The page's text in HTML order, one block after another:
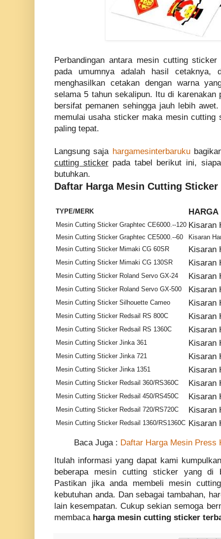
Perbandingan antara mesin cutting
pada umumnya adalah hasil cetaknya,
menghasilkan cetakan dengan warna
selama 5 tahun sekalipun. Itu di karenakan
bersifat pemanen sehingga jauh lebih
memulai usaha sticker maka mesin cutting
paling tepat.
Langsung saja hargamesinterbaruku
cutting stickerpada tabel berikut ini,
butuhkan.
Daftar Harga Mesin Cutting
TYPE/MERK HARGA
Mesin Cutting Sticker Graphtec CE6000.--120 Kisaran
Mesin Cutting Sticker Graphtec CE5000.--60
Kisaran
Mesin Cutting Sticker Mimaki CG 60SR
Kisaran
Mesin Cutting Sticker Mimaki CG 130SR Kisaran
Mesin Cutting Sticker Roland Servo GX-24 Kisaran
Mesin Cutting Sticker Roland Servo GX-500 Kisaran
Mesin Cutting Sticker Silhouette Cameo Kisaran
Mesin Cutting Sticker Redsail RS 800C Kisaran
Mesin Cutting Sticker Redsail RS 1360C Kisaran
Mesin Cutting Sticker Jinka 361 Kisaran
Mesin Cutting Sticker Jinka 721 Kisaran
Mesin Cutting Sticker Jinka 1351 Kisaran
Mesin Cutting Sticker Redsail 360/RS360C Kisaran
Mesin Cutting Sticker Redsail 450/RS450C Kisaran
Mesin Cutting Sticker Redsail 720/RS720C Kisaran
Mesin Cutting Sticker Redsail 1360/RS1360C Kisaran
Baca Juga : Daftar Harga Mesin Press
Itulah informasi yang dapat kami
beberapa mesin cutting sticker yang di
Pastikan jika anda membeli mesin
kebutuhan anda. Dan sebagai tambahan,
lain kesempatan. Cukup sekian semoga
membaca harga mesin cutting sticker